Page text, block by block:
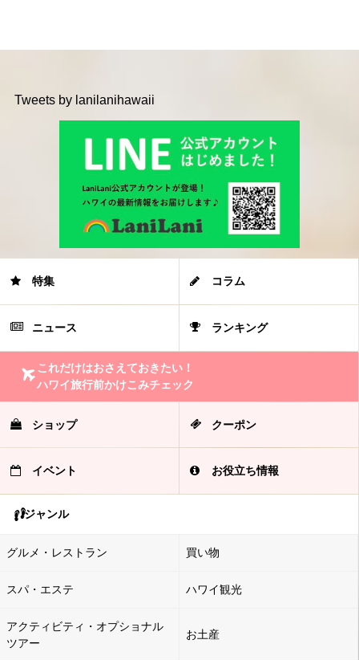
Tweets by lanilanihawaii
特集 コラム
ニュース ランキング
これだけはおさえておきたい！
ハワイ旅行前かけこみチェック
ショップ クーポン
イベント お役立ち情報
ジャンル
グルメ・レストラン 買い物
スパ・エステ ハワイ観光
アクティビティ・オプショナル
ツアー
お土産